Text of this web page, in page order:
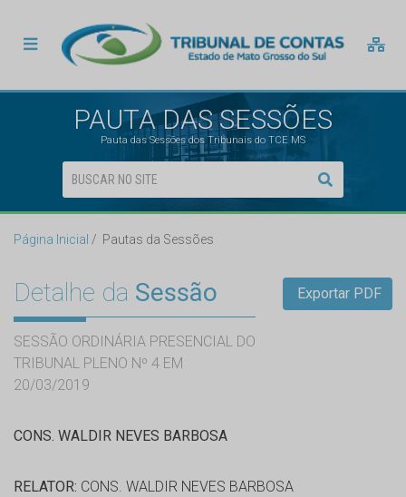
PAUTA DAS SESSÕES
Pauta das Sessões dos Tribunais do TCE MS
Página Inicial Pautas da Sessões
Detalhe da Sessão
SESSÃO ORDINÁRIA PRESENCIAL DO
TRIBUNAL PLENO Nº 4 EM
20/03/2019
Exportar PDF
CONS. WALDIR NEVES BARBOSA
RELATOR: CONS. WALDIR NEVES BARBOSA